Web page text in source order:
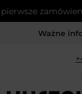
zamówienie
Ważne